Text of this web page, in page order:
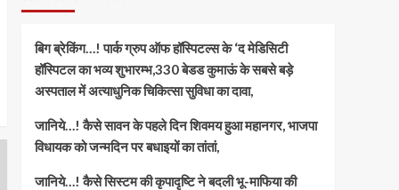
5
सुधारीकरण हुआ तेज,सीएम धामी
के “आदर्श चंपावत” के विजन पर
जिला प्रशासन गंभीर,
बिग ब्रेकिंग…! पार्क ग्रुप ऑफ हॉस्पिटल्स के ‘द मेडिसिटी
हॉस्पिटल का भव्य शुभारम्भ,330 बेडड कुमाऊं के सबसे बड़े
अस्पताल में अत्याधुनिक चिकित्सा सुविधा का दावा,
जानिये…! कैसे सावन के पहले दिन शिवमय हुआ महानगर, भाजपा
विधायक को जन्मदिन पर बधाइयों का तांतां,
जानिये…! कैसे सिस्टम की कृपादृष्टि ने बदली भू-माफिया की